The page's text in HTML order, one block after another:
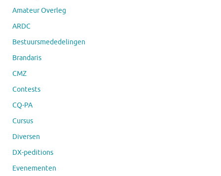
Amateur Overleg
ARDC
Bestuursmededelingen
Brandaris
CMZ
Contests
CQ-PA
Cursus
Diversen
DX-peditions
Evenementen